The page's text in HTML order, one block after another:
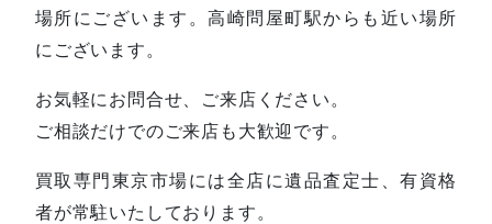
場所にございます。高崎問屋町駅からも近い場所
にございます。
お気軽にお問合せ、ご来店ください。
ご相談だけでのご来店も大歓迎です。
買取専門東京市場には全店に遺品査定士、有資格
者が常駐いたしております。